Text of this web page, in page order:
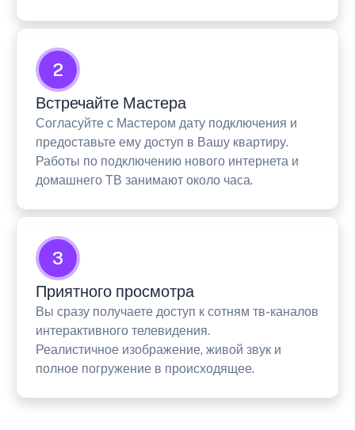
2
Встречайте Мастера
Согласуйте с Мастером дату подключения и
предоставьте ему доступ в Вашу квартиру.
Работы по подключению нового интернета и
домашнего ТВ занимают около часа.
3
Приятного просмотра
Вы сразу получаете доступ к сотням тв-каналов
интерактивного телевидения.
Реалистичное изображение, живой звук и
полное погружение в происходящее.